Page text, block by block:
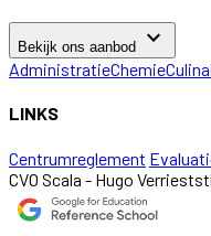
Bekijk ons aanbod keyboard_arrow_down
AdministratieChemie
LINKS
Centrumreglement
CVO Scala - Hugo